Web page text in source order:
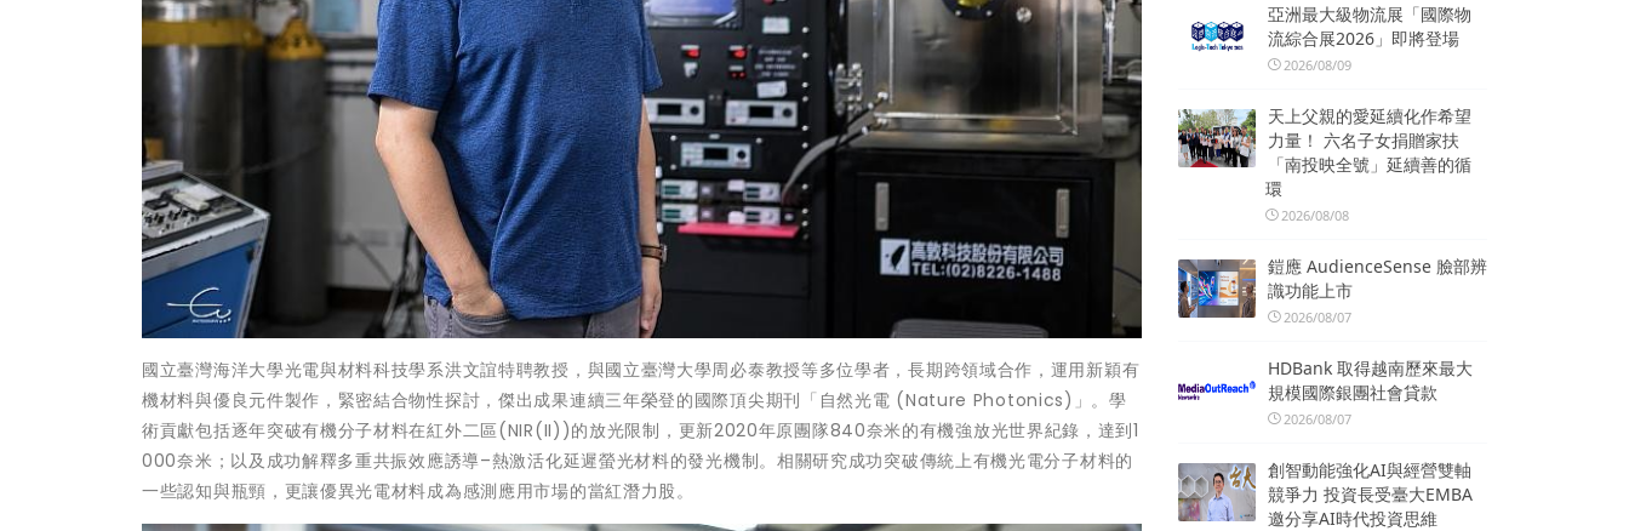
國立臺灣海洋大學光電與材料科技學系洪文誼特聘教授，與國立臺灣大學周必泰教授等多位學者，長期跨領域合作，運用新穎有
機材料與優良元件製作，緊密結合物性探討，傑出成果連續三年榮登的國際頂尖期刊「自然光電 (Nature Photonics)」。學
術貢獻包括逐年突破有機分子材料在紅外二區(NIR(II))的放光限制，更新2020年原團隊840奈米的有機強放光世界紀錄，達到1
000奈米；以及成功解釋多重共振效應誘導–熱激活化延遲螢光材料的發光機制。相關研究成功突破傳統上有機光電分子材料的
一些認知與瓶頸，更讓優異光電材料成為感測應用市場的當紅潛力股。
亞洲最大級物流展「國際物
流綜合展2026」即將登場
2026/08/09
天上父親的愛延續化作希望
力量！ 六名子女捐贈家扶
「南投映全號」延續善的循
環
2026/08/08
鎧應 AudienceSense 臉部辨
識功能上市
2026/08/07
HDBank 取得越南歷來最大
規模國際銀團社會貸款
2026/08/07
創智動能強化AI與經營雙軸
競爭力 投資長受臺大EMBA
邀分享AI時代投資思維